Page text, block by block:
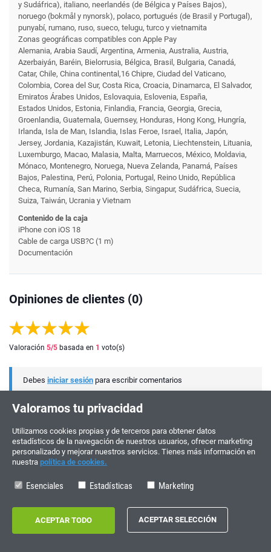
y Sudáfrica), italiano, neerlandés (de Bélgica y Países Bajos),
noruego (bokmål y nynorsk), polaco, portugués (de Brasil y Portugal),
punyabí, rumano, ruso, sueco, telugu, turco y vietnamita
Zonas geográficas compatibles con Apple Pay
Alemania, Arabia Saudí, Argentina, Armenia, Australia, Austria,
Azerbaiyán, Baréin, Bielorrusia, Bélgica, Brasil, Bulgaria, Canadá,
Catar, Chile, China continental,16 Chipre, Ciudad del Vaticano,
Colombia, Corea del Sur, Costa Rica, Croacia, Dinamarca, El Salvador,
Emiratos Árabes Unidos, Eslovaquia, Eslovenia, España,
Estados Unidos, Estonia, Finlandia, Francia, Georgia, Grecia,
Groenlandia, Guatemala, Guernsey, Honduras, Hong Kong, Hungría,
Irlanda, Isla de Man, Islandia, Islas Feroe, Israel, Italia, Japón,
Jersey, Jordania, Kazajistán, Kuwait, Letonia, Liechtenstein, Lituania,
Luxemburgo, Macao, Malasia, Malta, Marruecos, México, Moldavia,
Mónaco, Montenegro, Noruega, Nueva Zelanda, Panamá, Países
Bajos, Palestina, Perú, Polonia, Portugal, Reino Unido, República
Checa, Rumanía, San Marino, Serbia, Singapur, Sudáfrica, Suecia,
Suiza, Taiwán, Ucrania y Vietnam
Contenido de la caja
iPhone con iOS 18
Cable de carga USB?C (1 m)
Documentación
Opiniones de clientes (0)
Valoración 5/5 basada en 1 voto(s)
Debes iniciar sesión para escribir comentarios
¡ÚNETE Y PARTICIPA!
Valoramos tu privacidad
Utilizamos cookies propias y de terceros para obtener datos
estadísticos de la navegación de nuestros usuarios, ofrecer marketing
personalizado y mejorar nuestros servicios. Tienes más información en
nuestra política de cookies.
Esenciales Estadísticas Marketing